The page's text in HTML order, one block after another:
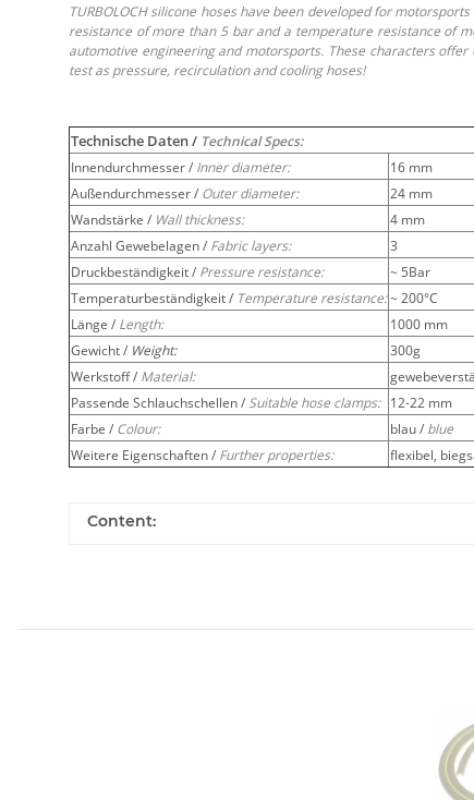
TURBOLOCH silicone hoses have been developed for
resistance of more than 5 bar and a temperature resistance of
automotive engineering and motorsports. These characters
test as pressure, recirculation and cooling hoses!
Technische Daten / Technical Specs:
Innendurchmesser / Inner diameter:
16 mm
Außendurchmesser / Outer diameter:
24 mm
Wandstärke / Wall thickness:
4 mm
Anzahl Gewebelagen / Fabric layers:
3
Druckbeständigkeit / Pressure resistance:
~ 5Bar
Temperaturbeständigkeit / Temperature resistance:~ 200°C
Länge / Length:
1000 mm
Gewicht / Weight:
300g
Werkstoff / Material:
Passende Schlauchschellen / Suitable hose clamps: 12-22 mm
Farbe / Colour: blau / blue
Weitere Eigenschaften / Further properties: flexibel,
Content: